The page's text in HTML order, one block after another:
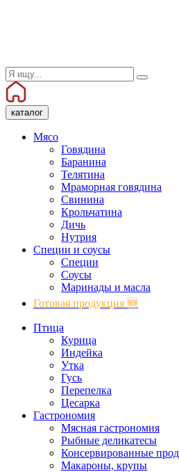
каталог
Мясо
Говядина
Баранина
Телятина
Мраморная говядина
Свинина
Крольчатина
Дичь
Нутрия
Специи и соусы
Специи
Соусы
Маринады и масла
Готовая продукция 🆕
Птица
Курица
Индейка
Утка
Гусь
Перепелка
Цесарка
Гастрономия
Мясная гастрономия
Рыбные деликатесы
Консервированные
Макароны, крупы